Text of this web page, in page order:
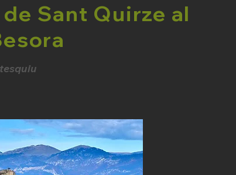
Sant Quirze al